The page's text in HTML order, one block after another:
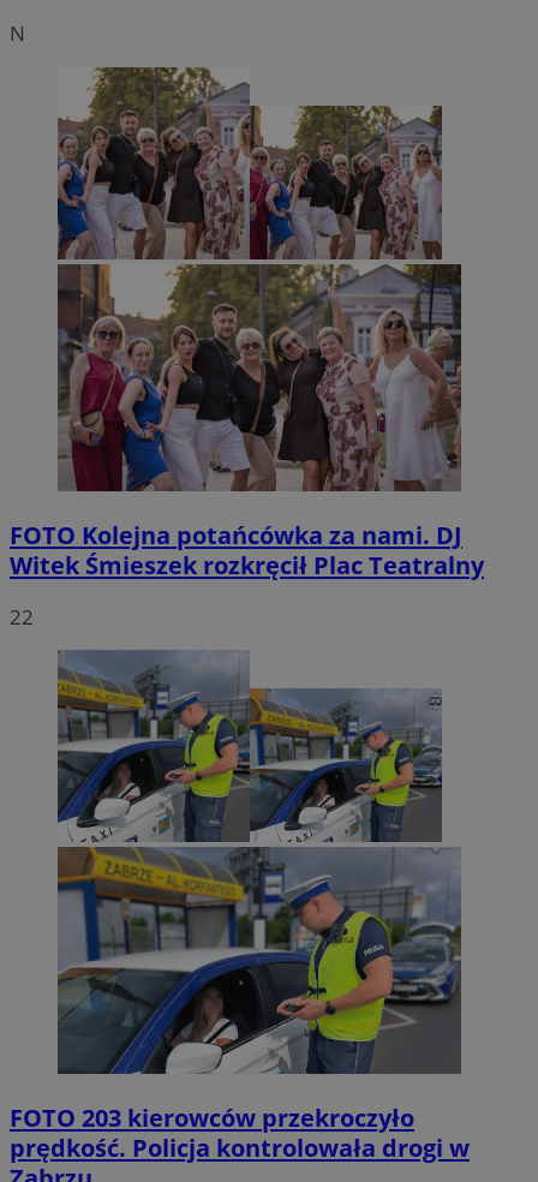
N
FOTO Kolejna potańcówka za nami. DJ
Witek Śmieszek rozkręcił Plac Teatralny
22
FOTO 203 kierowców przekroczyło
prędkość. Policja kontrolowała drogi w